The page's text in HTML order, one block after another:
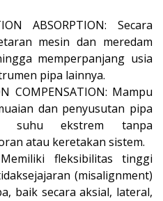
ABSORPTION: Secara
mesin dan meredam
memperpanjang usia
pipa lainnya.
COMPENSATION: Mampu
dan penyusutan pipa
suhu ekstrem tanpa
atau keretakan sistem.
Memiliki fleksibilitas tinggi
(misalignment)
baik secara aksial, lateral,